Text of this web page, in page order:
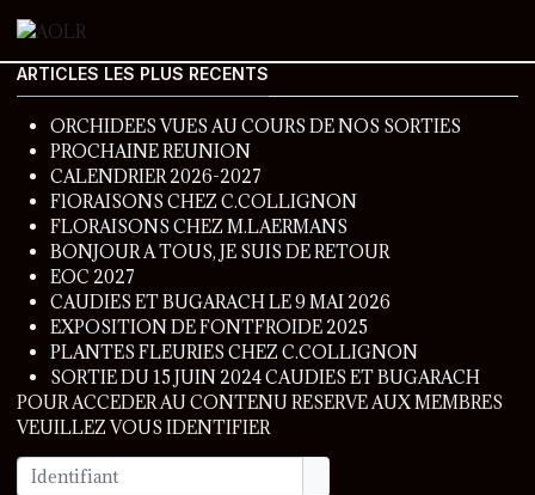
ARTICLES LES PLUS RECENTS
ORCHIDEES VUES AU COURS DE NOS SORTIES
PROCHAINE REUNION
CALENDRIER 2026-2027
FlORAISONS CHEZ C.COLLIGNON
FLORAISONS CHEZ M.LAERMANS
BONJOUR A TOUS, JE SUIS DE RETOUR
EOC 2027
CAUDIES ET BUGARACH LE 9 MAI 2026
EXPOSITION DE FONTFROIDE 2025
PLANTES FLEURIES CHEZ C.COLLIGNON
SORTIE DU 15 JUIN 2024 CAUDIES ET BUGARACH
POUR ACCEDER AU CONTENU RESERVE AUX MEMBRES
VEUILLEZ VOUS IDENTIFIER
Identifiant